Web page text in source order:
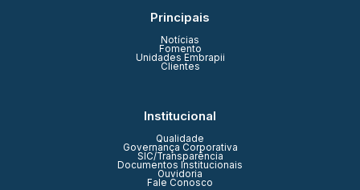
Principais
Notícias
Fomento
Unidades Embrapii
Clientes
Institucional
Qualidade
Governança Corporativa
SIC/Transparência
Documentos Institucionais
Ouvidoria
Fale Conosco